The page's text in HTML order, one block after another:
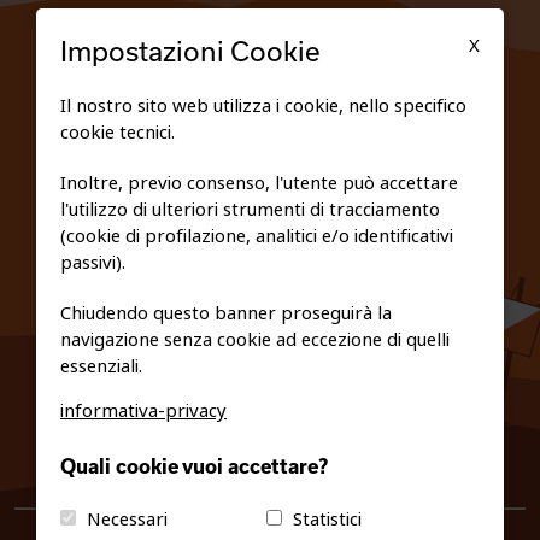
PRIVACY E COOKIE POLICY
info@fiso.it|fiso@pec-mail.eu
X
Impostazioni Cookie
Il nostro sito web utilizza i cookie, nello specifico
cookie tecnici.
Inoltre, previo consenso, l'utente può accettare
l'utilizzo di ulteriori strumenti di tracciamento
(cookie di profilazione, analitici e/o identificativi
passivi).
Chiudendo questo banner proseguirà la
navigazione senza cookie ad eccezione di quelli
essenziali.
informativa-privacy
Quali cookie vuoi accettare?
Necessari Statistici